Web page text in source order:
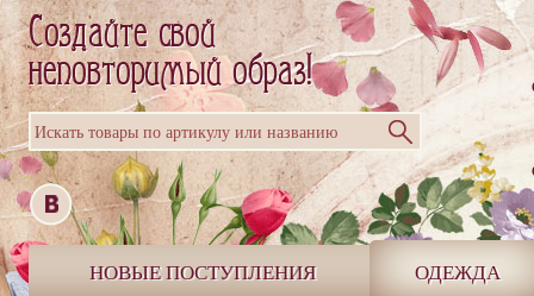
Искать товары по артикулу или названию
НОВЫЕ ПОСТУПЛЕНИЯ ОДЕЖДА